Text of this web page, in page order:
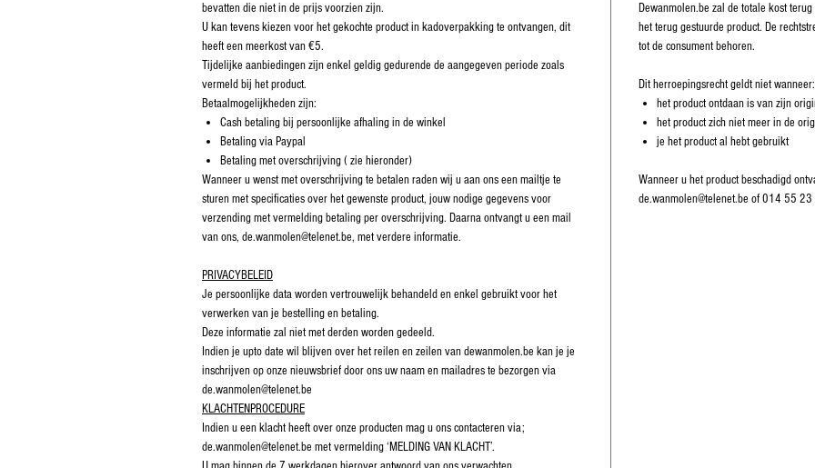
bevatten die niet in de prijs voorzien zijn.
U kan tevens kiezen voor het gekochte product in kadoverpakking te ontvangen, dit
heeft een meerkost van €5.
Tijdelijke aanbiedingen zijn enkel geldig gedurende de aangegeven periode zoals
vermeld bij het product.
Betaalmogelijkheden zijn:
Cash betaling bij persoonlijke afhaling in de winkel
Betaling via Paypal
Betaling met overschrijving ( zie hieronder)
Wanneer u wenst met overschrijving te betalen raden wij u aan ons een mailtje te
sturen met specificaties over het gewenste product, jouw nodige gegevens voor
verzending met vermelding betaling per overschrijving. Daarna ontvangt u een mail
van ons, de.wanmolen@telenet.be, met verdere informatie.
PRIVACYBELEID
Je persoonlijke data worden vertrouwelijk behandeld en enkel gebruikt voor het
verwerken van je bestelling en betaling.
Deze informatie zal niet met derden worden gedeeld.
Indien je upto date wil blijven over het reilen en zeilen van dewanmolen.be kan je je
inschrijven op onze nieuwsbrief door ons uw naam en mailadres te bezorgen via
de.wanmolen@telenet.be
KLACHTENPROCEDURE
Indien u een klacht heeft over onze producten mag u ons contacteren via;
de.wanmolen@telenet.be met vermelding ‘MELDING VAN KLACHT’.
Dewanmolen.be zal de totale kost
het terug gestuurde product. De
tot de consument behoren.
Dit herroepingsrecht geldt niet wanneer:
het product ontdaan is van zijn
het product zich niet meer in de
je het product al hebt gebruikt
Wanneer u het product beschadigd
de.wanmolen@telenet.be of 014 55